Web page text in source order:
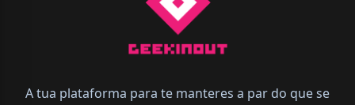
A tua plataforma para te manteres a par do que se